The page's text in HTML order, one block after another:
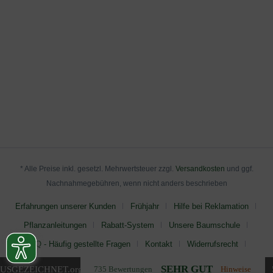
.org 735 Bewertungen SEHR GUT Hinweise
* Alle Preise inkl. gesetzl. Mehrwertsteuer zzgl. Versandkosten und ggf.
Nachnahmegebühren, wenn nicht anders beschrieben
Erfahrungen unserer Kunden Frühjahr Hilfe bei Reklamation
Pflanzanleitungen Rabatt-System Unsere Baumschule
FAQ - Häufig gestellte Fragen Kontakt Widerrufsrecht